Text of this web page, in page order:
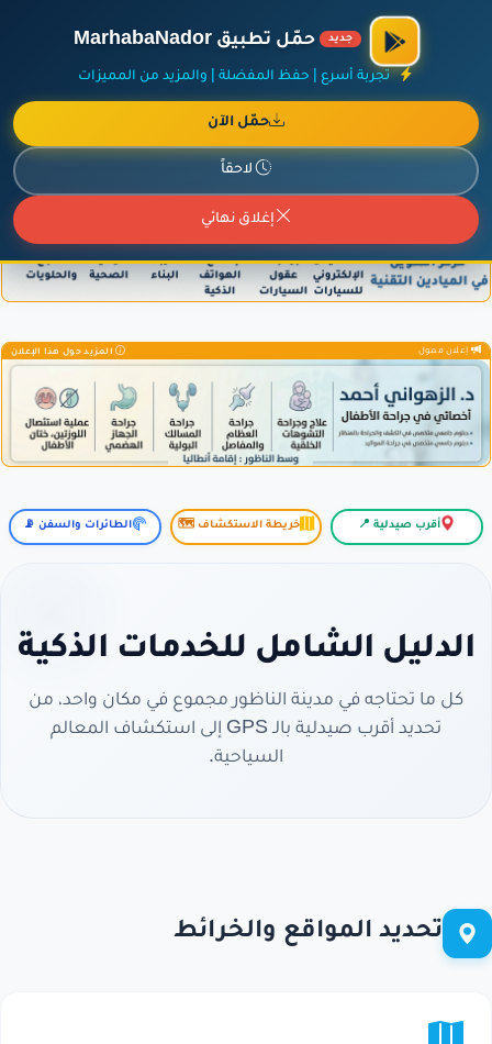
الراعي الرسمي لمنصة مرحباناظور،
أضف نشاطك مجاناً| آخر الإضافات|
جديد حمّل تطبيق MarhabaNador
تجربة أسرع | حفظ المفضلة | والمزيد من المميزات
حمّل الآن
لاحقاً
إغلاق نهائي
المزيد حول هذا الإعلان
إعلان ممول المزيد حول هذا الإعلان
أقرب صيدلية 📍 خريطة الاستكشاف 🗺️ الطائرات والسفن 📡
الدليل الشامل للخدمات الذكية
كل ما تحتاجه في مدينة الناظور مجموع في مكان واحد، من
تحديد أقرب صيدلية بالـ GPS إلى استكشاف المعالم
السياحية.
تحديد المواقع والخرائط